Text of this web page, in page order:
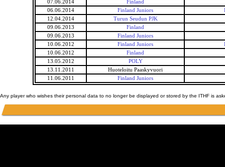
07.06.2014
Finland
06.06.2014
Finland Juniors
12.04.2014
Turun Seudun PJK
09.06.2013
Finland
09.06.2013
Finland Juniors
10.06.2012
Finland Juniors
10.06.2012
Finland
13.05.2012
POLY
13.11.2011
Huoteloitu Paaskyvuori
11.06.2011
Finland Juniors
Any player who wishes their personal data to no longer be displayed or stored by the ITHF is